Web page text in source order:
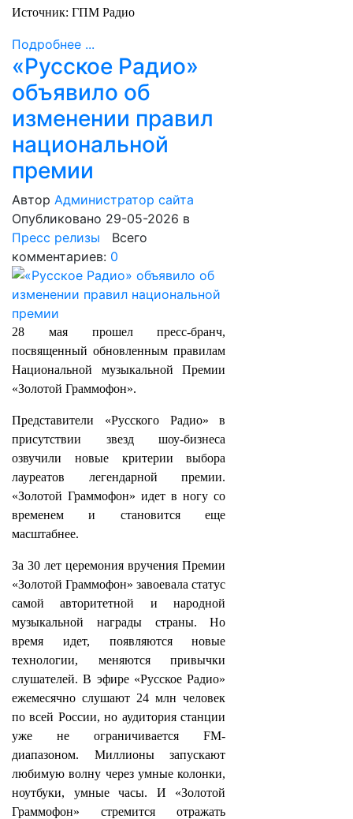
Источник: ГПМ Радио
Подробнее ...
«Русское Радио»
объявило об
изменении правил
национальной
премии
Автор Администратор сайта
Опубликовано 29-05-2026 в
Пресс релизы Всего
комментариев: 0
28 мая прошел пресс-бранч,
посвященный обновленным правилам
Национальной музыкальной Премии
«Золотой Граммофон».
Представители «Русского Радио» в
присутствии звезд шоу-бизнеса
озвучили новые критерии выбора
лауреатов легендарной премии.
«Золотой Граммофон» идет в ногу со
временем и становится еще
масштабнее.
За 30 лет церемония вручения Премии
«Золотой Граммофон» завоевала статус
самой авторитетной и народной
музыкальной награды страны. Но
время идет, появляются новые
технологии, меняются привычки
слушателей. В эфире «Русское Радио»
ежемесячно слушают 24 млн человек
по всей России, но аудитория станции
уже не ограничивается FM-
диапазоном. Миллионы запускают
любимую волну через умные колонки,
ноутбуки, умные часы. И «Золотой
Граммофон» стремится отражать